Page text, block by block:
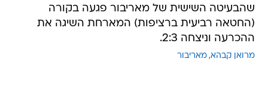
שהבעיטה השישית של מאריבור פגעה בקורה
(החטאה רביעית ברציפות) המארחת השיגה את
ההכרעה וניצחה 2:3.
מרואן קבהא מאריבור